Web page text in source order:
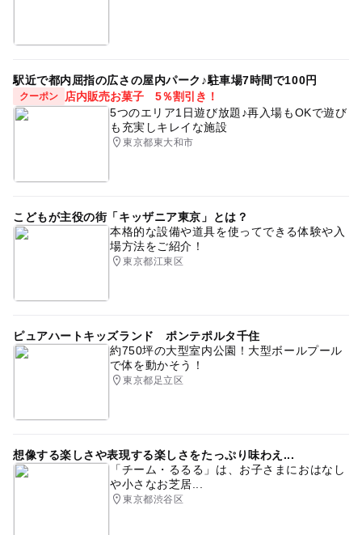
駅近で都内屈指の広さの屋内パーク♪駐車場7時間で100円
クーポン
店内販売お菓子 5％割引き！
5つのエリア1日遊び放題♪再入場もOKで遊び
も充実しキレイな施設
東京都東大和市
こどもが主役の街「キッザニア東京」とは？
本格的な設備や道具を使ってできる体験や入
場方法をご紹介！
東京都江東区
ピュアハートキッズランド ポンテポルタ千住
約750坪の大型室内公園！大型ボールプール
で体を動かそう！
東京都足立区
想像する楽しさや表現する楽しさをたっぷり味わえ...
「チーム・るるる」は、お子さまにおはなし
や小さなお芝居...
東京都渋谷区